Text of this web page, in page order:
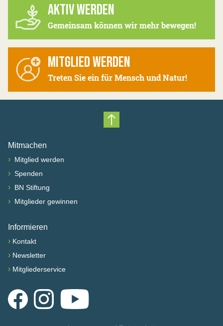
AKTIV WERDEN
Gemeinsam können wir mehr bewegen!
MITGLIED WERDEN
Treten Sie ein für Mensch und Natur!
Nach oben scrollen
Mitmachen
› Mitglied werden
› Spenden
› BN Stiftung
› Mitglieder gewinnen
Informieren
› Kontakt
› Newsletter
› Mitgliederservice
FacebookInstagramYouTube